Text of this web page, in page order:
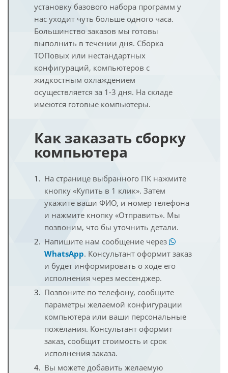
установку базового набора программ у
нас уходит чуть больше одного часа.
Большинство заказов мы готовы
выполнить в течении дня. Сборка
ТОПовых или нестандартных
конфигураций, компьютеров с
жидкостным охлаждением
осуществляется за 1-3 дня. На складе
имеются готовые компьютеры.
Как заказать сборку
компьютера
На странице выбранного ПК нажмите
кнопку «Купить в 1 клик». Затем
укажите ваши ФИО, и номер телефона
и нажмите кнопку «Отправить». Мы
позвоним, что бы уточнить детали.
Напишите нам сообщение через
WhatsApp. Консультант оформит заказ
и будет информировать о ходе его
исполнения через мессенджер.
Позвоните по телефону, сообщите
параметры желаемой конфигурации
компьютера или ваши персональные
пожелания. Консультант оформит
заказ, сообщит стоимость и срок
исполнения заказа.
Вы можете добавить желаемую